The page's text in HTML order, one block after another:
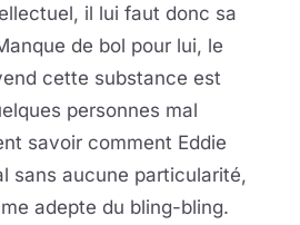
il lui faut donc sa
de bol pour lui, le
cette substance est
personnes mal
savoir comment Eddie
sans aucune particularité,
adepte du bling-bling.